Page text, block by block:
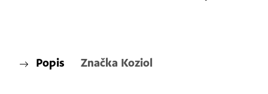
Popis Značka Koziol